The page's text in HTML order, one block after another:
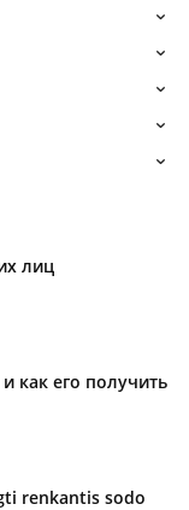
лиц
как его получить
renkantis sodo